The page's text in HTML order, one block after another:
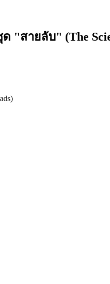
"สายลับ" (The